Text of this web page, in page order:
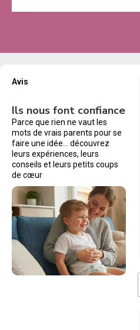
Avis
Ils nous font confiance
Parce que rien ne vaut les
mots de vrais parents pour se
faire une idée… découvrez
leurs expériences, leurs
conseils et leurs petits coups
de cœur